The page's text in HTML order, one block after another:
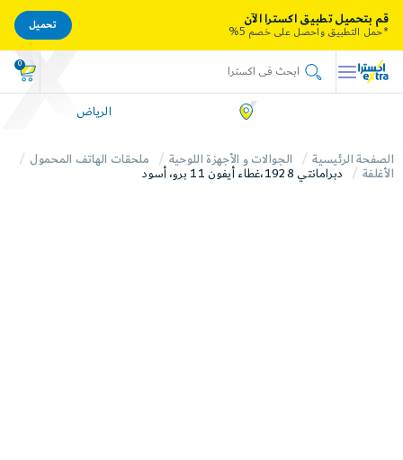
0
الرياض
الصفحة الرئيسية الجوالات و الأجهزة اللوحية
ملحقات الهاتف المحمول
الأغلفة
دبرامانتي 1928،غطاء أيفون 11 برو، أسود
قم بتحميل تطبيق اكسترا الآن
*حمل التطبيق واحصل على خصم 5%
تحميل